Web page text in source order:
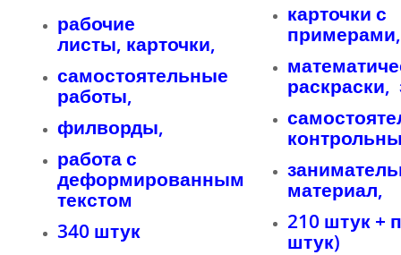
рабочие
листы, карточки,
самостоятельные
работы,
филворды,
работа с
деформированным
текстом
340 штук
карточки с
раскраски,
материал,
210 штук +
штук)